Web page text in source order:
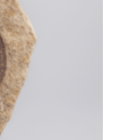
für die
ist. Die